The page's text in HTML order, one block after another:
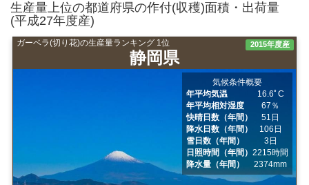
生産量上位の都道府県の作付(収穫)面積・出荷量
(平成27年度産)
ガーベラ(切り花)の生産量ランキング 1位
静岡県
2015年度産
気候条件概要
年平均気温
16.6ﾟC
年平均相対湿度
67％
快晴日数（年間）
51日
降水日数（年間）
106日
雪日数（年間）
3日
日照時間（年間）2215時間
降水量（年間）
2374mm